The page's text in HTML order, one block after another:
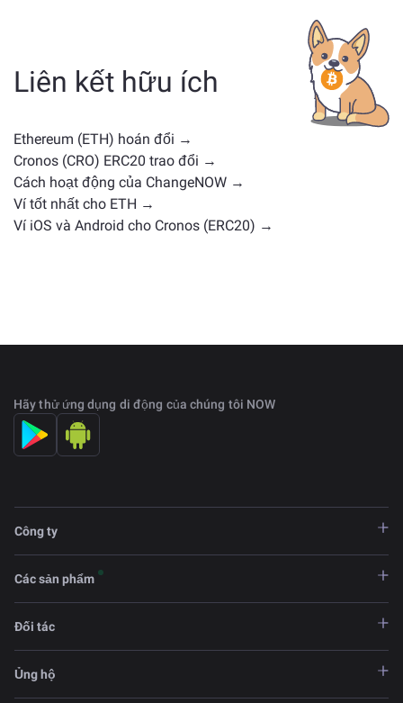
có thể là stablecoin, token tiện ích, coin quản trị hoặc
loại khác. Các lựa chọn thay thế phổ biến bao gồm
các loại tiền điện tử khác với các trường hợp sử dụng
hoặc vị trí thị trường tương tự. Kiểm tra tất cả các tài
trang trao đổi chính.
Liên kết hữu ích
Ethereum (ETH) hoán đổi →
Cronos (CRO) ERC20 trao đổi →
Cách hoạt động của ChangeNOW →
Ví tốt nhất cho ETH →
Ví iOS và Android cho Cronos (ERC20) →
Hãy thử ứng dụng di động của chúng tôi NOW
Công ty
Các sản phẩm
Đối tác
Ủng hộ